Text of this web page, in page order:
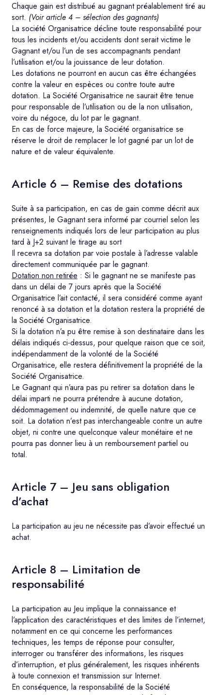
Chaque gain est distribué au gagnant préalablement tiré au
sort. (Voir article 4 – sélection des gagnants)
La société Organisatrice décline toute responsabilité pour
tous les incidents et/ou accidents dont serait victime le
Gagnant et/ou l’un de ses accompagnants pendant
l’utilisation et/ou la jouissance de leur dotation.
Les dotations ne pourront en aucun cas être échangées
contre la valeur en espèces ou contre toute autre
dotation. La Société Organisatrice ne saurait être tenue
pour responsable de l’utilisation ou de la non utilisation,
voire du négoce, du lot par le gagnant.
En cas de force majeure, la Société organisatrice se
réserve le droit de remplacer le lot gagné par un lot de
nature et de valeur équivalente.
Article 6 – Remise des dotations
Suite à sa participation, en cas de gain comme décrit aux
présentes, le Gagnant sera informé par courriel selon les
renseignements indiqués lors de leur participation au plus
tard à J+2 suivant le tirage au sort
Il recevra sa dotation par voie postale à l’adresse valable
directement communiquée par le gagnant.
Dotation non retirée : Si le gagnant ne se manifeste pas
dans un délai de 7 jours après que la Société
Organisatrice l’ait contacté, il sera considéré comme ayant
renoncé à sa dotation et la dotation restera la propriété de
la Société Organisatrice.
Si la dotation n’a pu être remise à son destinataire dans les
délais indiqués ci-dessus, pour quelque raison que ce soit,
indépendamment de la volonté de la Société
Organisatrice, elle restera définitivement la propriété de la
Société Organisatrice.
Le Gagnant qui n’aura pas pu retirer sa dotation dans le
délai imparti ne pourra prétendre à aucune dotation,
dédommagement ou indemnité, de quelle nature que ce
soit. La dotation n’est pas interchangeable contre un autre
objet, ni contre une quelconque valeur monétaire et ne
pourra pas donner lieu à un remboursement partiel ou
total.
Article 7 – Jeu sans obligation
d’achat
La participation au jeu ne nécessite pas d’avoir effectué un
achat.
Article 8 – Limitation de
responsabilité
La participation au Jeu implique la connaissance et
l’application des caractéristiques et des limites de l’internet,
notamment en ce qui concerne les performances
techniques, les temps de réponse pour consulter,
interroger ou transférer des informations, les risques
d’interruption, et plus généralement, les risques inhérents
à toute connexion et transmission sur Internet.
En conséquence, la responsabilité de la Société